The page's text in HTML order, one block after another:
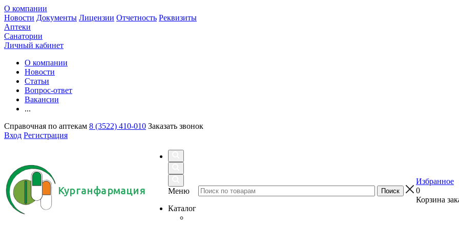
О компании
Новости Документы Лицензии Отчетность Реквизиты
Аптеки
Санатории
Личный кабинет
О компании
Новости
Статьи
Вопрос-ответ
Вакансии
...
Справочная по аптекам 8 (3522) 410-010 Заказать звонок
Вход Регистрация
Курганфармация
Меню
Каталог
Избранное
0
Корзина